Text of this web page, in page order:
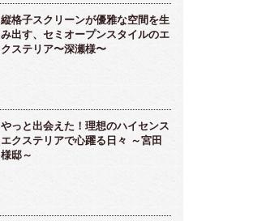
縦格子スクリーンが優雅な空間を生
み出す、セミオープンスタイルのエ
クステリア〜深瀬様〜
やっと出会えた！理想のハイセンス
エクステリアで心躍る日々 ～宮田
様邸～